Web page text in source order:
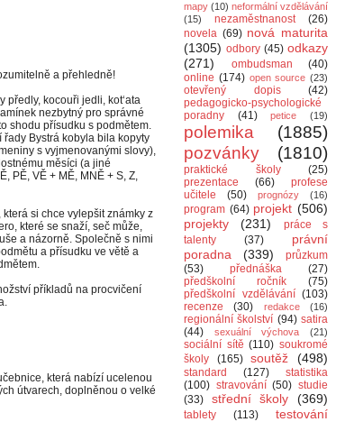
a přehledně!
předly, kocouři jedli, kot‘ata
nezbytný pro správné
shodu přísudku s podmětem.
Bystrá kobyla bila kopyty
s vyjmenovanými slovy),
měsíci (a jiné
PĚ, VĚ + MĚ, MNĚ + S, Z,
si chce vylepšit známky z
které se snaží, seč může,
a názorně. Společně s nimi
a přísudku ve větě a
příkladů na procvičení
která nabízí ucelenou
útvarech, doplněnou o velké
mapy (10) neformální vzdělávání
(15)
nezaměstnanost
(26)
novela (69) nová maturita
(1305) odbory (45) odkazy
(271)
ombudsman
(40)
online (174) open source (23)
otevřený dopis
(42)
pedagogicko-psychologické
poradny
(41) petice (19)
polemika
(1885)
pozvánky
(1810)
praktické školy
(25)
prezentace
(66)
profese
učitele
(50) prognózy (16)
program (64) projekt (506)
projekty
(231)
práce s
talenty
(37)
právní
poradna
(339)
průzkum
(53)
přednáška
(27)
předškolní ročník
(75)
předškolní vzdělávání (103)
recenze
(30) redakce (16)
regionální školství (94) satira
(44)
sexuální výchova (21)
sociální sítě (110) soukromé
školy
(165) soutěž (498)
standard (127)
statistika
(100) stravování (50) studie
(33)
střední školy (369)
tablety (113)
testování